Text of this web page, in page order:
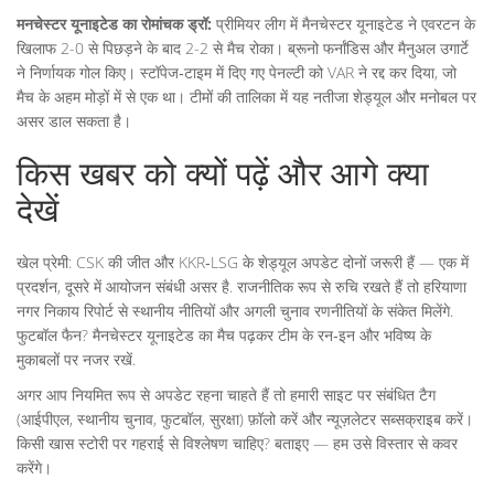
मनचेस्टर यूनाइटेड का रोमांचक ड्रॉ: प्रीमियर लीग में मैनचेस्टर यूनाइटेड ने एवरटन के
खिलाफ 2-0 से पिछड़ने के बाद 2-2 से मैच रोका। ब्रूनो फर्नांडिस और मैनुअल उगार्टे
ने निर्णायक गोल किए। स्टॉपेज‑टाइम में दिए गए पेनल्टी को VAR ने रद्द कर दिया, जो
मैच के अहम मोड़ों में से एक था। टीमों की तालिका में यह नतीजा शेड्यूल और मनोबल पर
असर डाल सकता है।
किस खबर को क्यों पढ़ें और आगे क्या
देखें
खेल प्रेमी: CSK की जीत और KKR‑LSG के शेड्यूल अपडेट दोनों जरूरी हैं — एक में
प्रदर्शन, दूसरे में आयोजन संबंधी असर है. राजनीतिक रूप से रुचि रखते हैं तो हरियाणा
नगर निकाय रिपोर्ट से स्थानीय नीतियों और अगली चुनाव रणनीतियों के संकेत मिलेंगे.
फुटबॉल फैन? मैनचेस्टर यूनाइटेड का मैच पढ़कर टीम के रन‑इन और भविष्य के
मुकाबलों पर नजर रखें.
अगर आप नियमित रूप से अपडेट रहना चाहते हैं तो हमारी साइट पर संबंधित टैग
(आईपीएल, स्थानीय चुनाव, फुटबॉल, सुरक्षा) फ़ॉलो करें और न्यूज़लेटर सब्सक्राइब करें।
किसी खास स्टोरी पर गहराई से विश्लेषण चाहिए? बताइए — हम उसे विस्तार से कवर
करेंगे।